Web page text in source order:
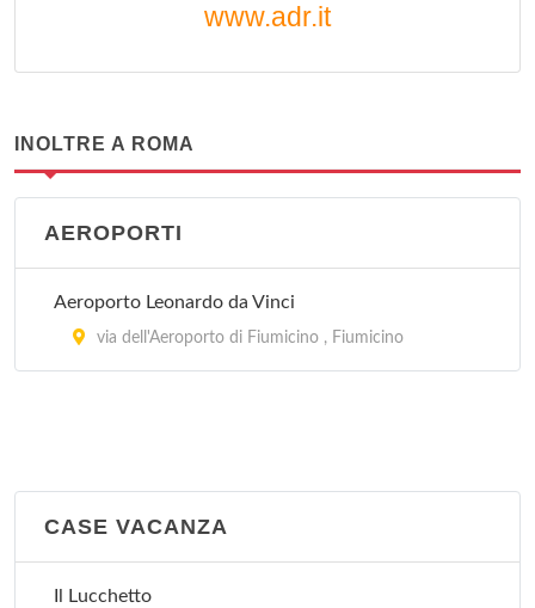
www.adr.it
INOLTRE A ROMA
AEROPORTI
Aeroporto Leonardo da Vinci
via dell'Aeroporto di Fiumicino , Fiumicino
CASE VACANZA
Il Lucchetto